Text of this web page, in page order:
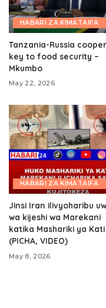
HABARI ZA KIMATAIFA
Tanzania-Russia
key to food security –
Mkumbo
May 22, 2026
HABARI ZA KIMATAIFA
Jinsi Iran ilivyoharibu
wa kijeshi wa Marekani
katika Mashariki ya Kati
(PICHA, VIDEO)
May 8, 2026